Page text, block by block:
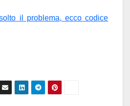
il problema, ecco codice